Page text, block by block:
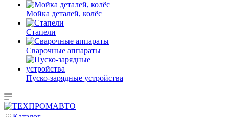
Мойка деталей, колёс
Стапели
Сварочные аппараты
Пуско-зарядные устройства